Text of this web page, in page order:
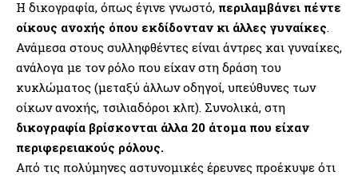
Η δικογραφία, όπως έγινε γνωστό, περιλαμβάνει πέντε
οίκους ανοχής όπου εκδίδονταν κι άλλες γυναίκες.
Ανάμεσα στους συλληφθέντες είναι άντρες και γυναίκες,
ανάλογα με τον ρόλο που είχαν στη δράση του
κυκλώματος (μεταξύ άλλων οδηγοί, υπεύθυνες των
οίκων ανοχής, τσιλιαδόροι κλπ). Συνολικά, στη
δικογραφία βρίσκονται άλλα 20 άτομα που είχαν
περιφερειακούς ρόλους.
Από τις πολύμηνες αστυνομικές έρευνες προέκυψε ότι